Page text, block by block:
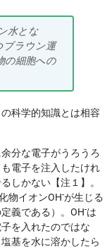
水とな
ブラウン運
の細胞への
科学的知識とは相容
分な電子がうろうろ
電子を注入したけれ
しかない【注１】。
物イオンOH-が生じる
義である）。OH-は
を入れたのではな
基を水に溶かしたら